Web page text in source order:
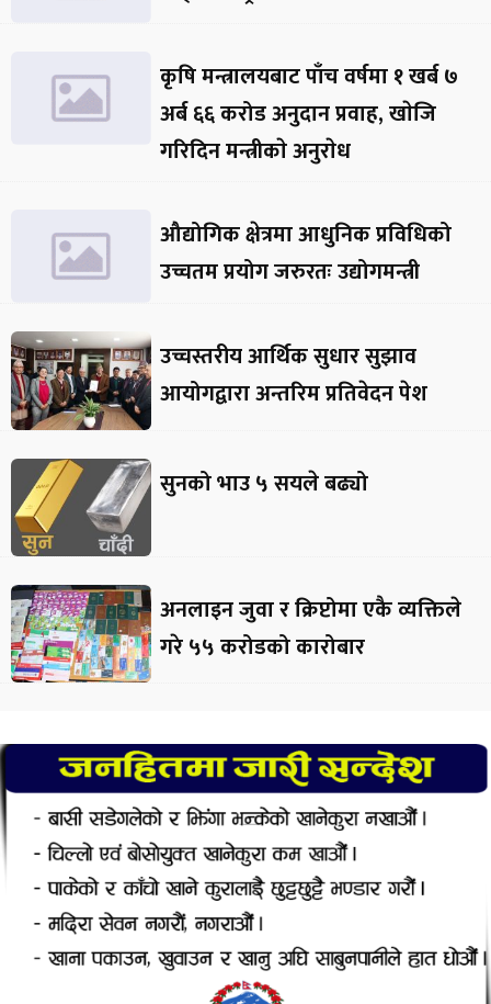
कृषि मन्त्रालयबाट पाँच वर्षमा १ खर्ब ७
अर्ब ६६ करोड अनुदान प्रवाह, खाेजि
गरिदिन मन्त्रीकाे अनुराेध
औद्योगिक क्षेत्रमा आधुनिक प्रविधिको
उच्चतम प्रयोग जरुरतः उद्योगमन्त्री
उच्चस्तरीय आर्थिक सुधार सुझाव
आयोगद्वारा अन्तरिम प्रतिवेदन पेश
सुनको भाउ ५ सयले बढ्यो
अनलाइन जुवा र क्रिप्टोमा एकै व्यक्तिले
गरे ५५ करोडको कारोबार